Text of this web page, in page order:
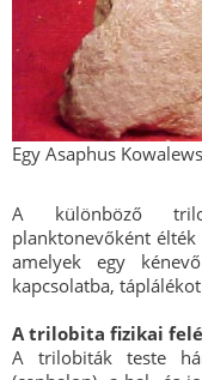
Egy Asaphus
A különböző
planktonevőként
amelyek egy
kapcsolatba,
A trilobita fizikai
A trilobiták teste